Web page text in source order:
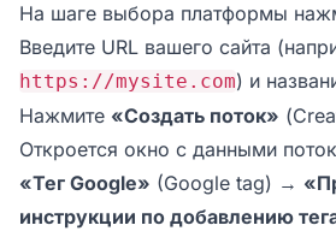
На шаге выбора платформы
Введите URL вашего сайта
https://mysite.com) и
Нажмите «Создать поток»
Откроется окно с данными
«Тег Google» (Google tag) →
инструкции по добавлению